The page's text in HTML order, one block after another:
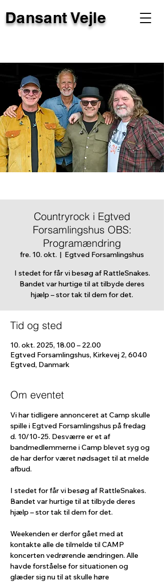
Dansant Vejle
Countryrock i Egtved
Forsamlingshus OBS:
Programændring
fre. 10. okt.
  |
Egtved Forsamlingshus
I stedet for får vi besøg af RattleSnakes.
Bandet var hurtige til at tilbyde deres
hjælp – stor tak til dem for det.
Tid og sted
10. okt. 2025, 18.00 – 22.00
Egtved Forsamlingshus, Kirkevej 2, 6040
Egtved, Danmark
Om eventet
Vi har tidligere annonceret at Camp skulle
spille i Egtved Forsamlingshus på fredag
d. 10/10-25. Desværre er et af
bandmedlemmerne i Camp blevet syg og
de har derfor været nødsaget til at melde
afbud.
I stedet for får vi besøg af RattleSnakes.
Bandet var hurtige til at tilbyde deres
hjælp – stor tak til dem for det.
Weekenden er derfor gået med at
kontakte alle de tilmelde til CAMP
koncerten vedrørende ændringen. Alle
havde forståelse for situationen og
glæder sig nu til at skulle høre